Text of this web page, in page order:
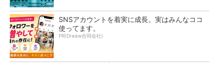
SNSアカウントを着実に成長。実はみんなココ
使ってます。
PR(Dreaw合同会社)